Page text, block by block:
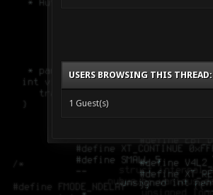
USERS BROWSING THIS THREAD:
1 Guest(s)